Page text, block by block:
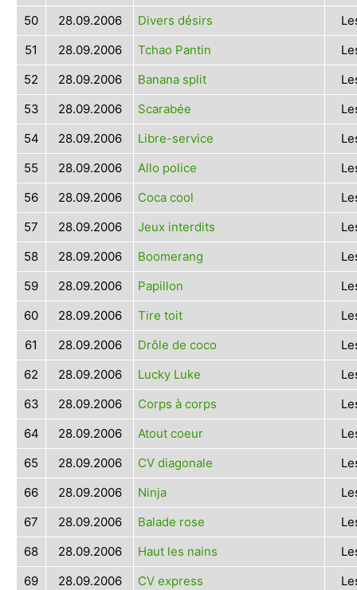
50 28.09.2006 Divers désirs
51
28.09.2006 Tchao Pantin
52
28.09.2006 Banana split
53
28.09.2006 Scarabée
54
28.09.2006 Libre-service
55
28.09.2006 Allo police
56
28.09.2006 Coca cool
57
28.09.2006 Jeux interdits
58
28.09.2006 Boomerang
59
28.09.2006 Papillon
60
28.09.2006 Tire toit
61
28.09.2006 Drôle de coco
62
28.09.2006 Lucky Luke
63
28.09.2006 Corps à corps
64
28.09.2006 Atout coeur
65
28.09.2006 CV diagonale
66
28.09.2006 Ninja
67
28.09.2006 Balade rose
68
28.09.2006 Haut les nains
69
28.09.2006 CV express